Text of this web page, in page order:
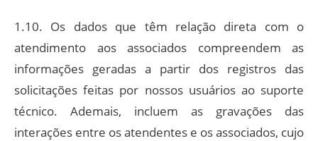
1.10. Os dados que têm relação direta com o
atendimento aos associados compreendem as
informações geradas a partir dos registros das
solicitações feitas por nossos usuários ao suporte
técnico. Ademais, incluem as gravações das
interações entre os atendentes e os associados, cujo